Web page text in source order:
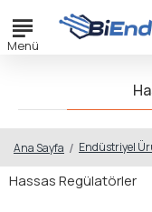
Ana Sayfa Endüstriyel
Hassas Regülatörler